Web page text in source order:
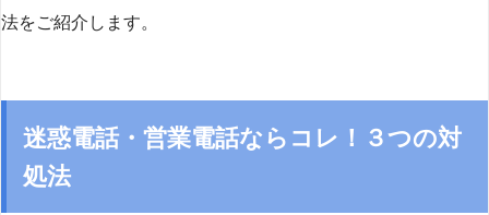
法をご紹介します。
迷惑電話・営業電話ならコレ！３つの対
処法